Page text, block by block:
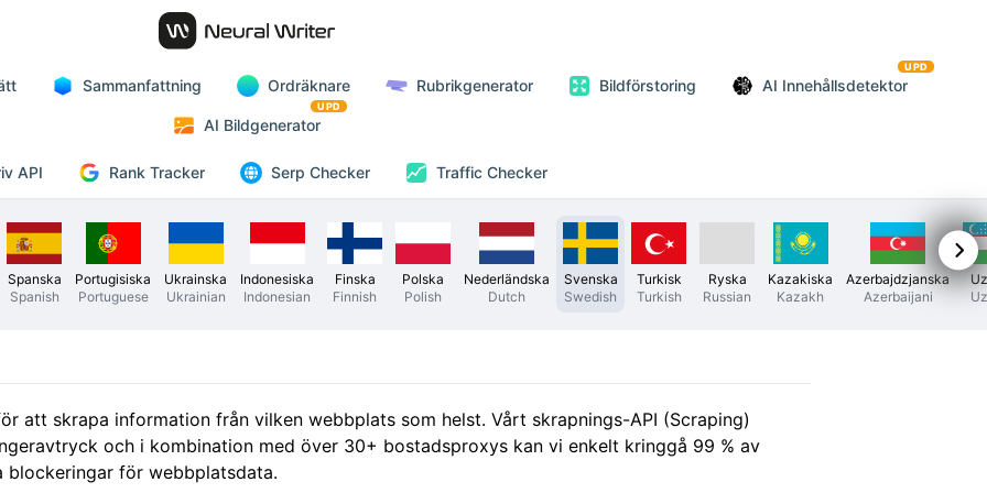
Sammanfattning Ordräknare Rubrikgenerator Bildförstoring AI Innehållsdetektor
UPD
AI Bildgenerator
UPD
API Rank Tracker Serp Checker Traffic Checker
Spanska
Spanish
Portugisiska
Portuguese
Ukrainska
Ukrainian
Indonesiska
Indonesian
Finska
Finnish
Polska
Polish
Nederländska
Dutch
Svenska
Swedish
Turkisk
Turkish
Ryska
Russian
Kazakiska
Kazakh
Azerbajdzjanska
Azerbaijani
att skrapa information från vilken webbplats som helst. Vårt skrapnings-API (Scraping)
och i kombination med över 30+ bostadsproxys kan vi enkelt kringgå 99 % av
blockeringar för webbplatsdata.